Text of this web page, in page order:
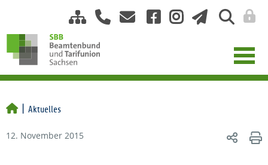
Aktuelles
12. November 2015